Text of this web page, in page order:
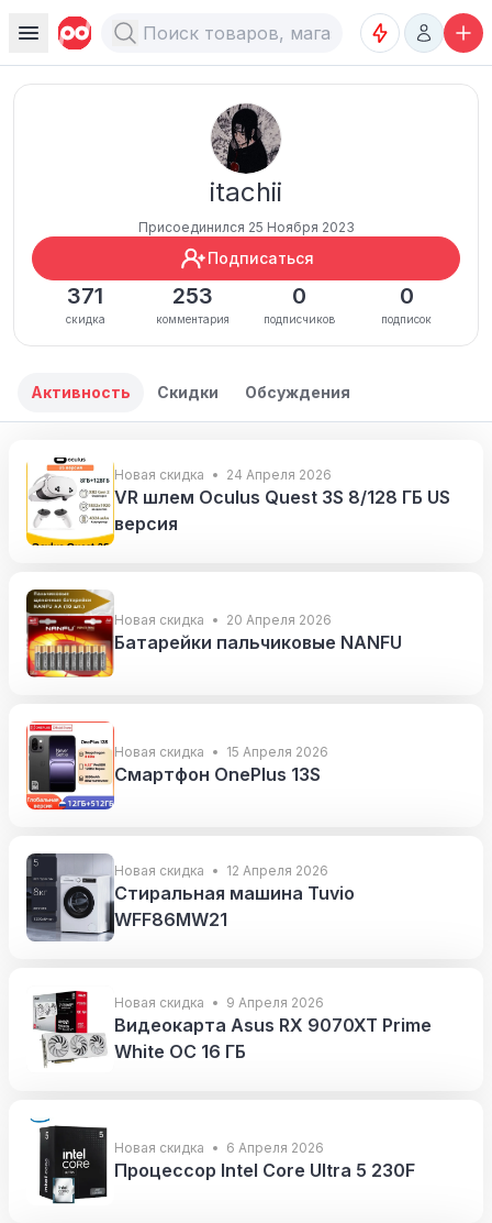
itachii
Присоединился 25 Ноября 2023
Подписаться
371
скидка
253
комментария
0
подписчиков
0
подписок
Активность Скидки Обсуждения
Новая скидка 24 Апреля 2026
VR шлем Oculus Quest 3S 8/128 ГБ US
версия
Новая скидка 20 Апреля 2026
Батарейки пальчиковые NANFU
Новая скидка 15 Апреля 2026
Смартфон OnePlus 13S
Новая скидка 12 Апреля 2026
Стиральная машина Tuvio
WFF86MW21
Новая скидка 9 Апреля 2026
Видеокарта Asus RX 9070XT Prime
White OC 16 ГБ
Новая скидка 6 Апреля 2026
Процессор Intel Core Ultra 5 230F